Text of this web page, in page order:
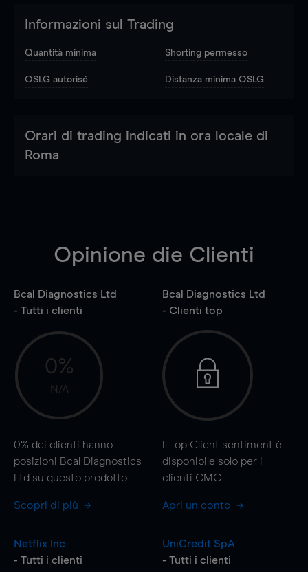
Informazioni sul Trading
Quantità minima Shorting permesso
OSLG autorisé Distanza minima OSLG
Orari di trading indicati in ora locale di
Roma
Opinione die Clienti
Bcal Diagnostics Ltd
- Tutti i clienti
0%
N/A
0% dei clienti hanno
posizioni Bcal Diagnostics
Ltd su questo prodotto
Scopri di più
Bcal Diagnostics Ltd
- Clienti top
Il Top Client sentiment è
disponibile solo per i
clienti CMC
Apri un conto
Netflix Inc
- Tutti i clienti
UniCredit SpA
- Tutti i clienti